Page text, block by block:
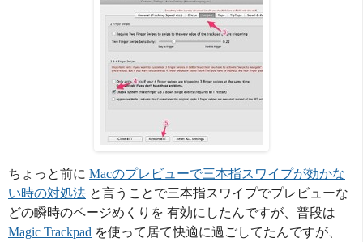
ちょっと前に Macのプレビューで三本指スワイプが効かな
い時の対処法 と言うことで三本指スワイプでプレビューな
どの瞬時のページめくりを 有効にしたんですが、普段は
Magic Trackpad を使って居て快適に過ごしてたんですが、